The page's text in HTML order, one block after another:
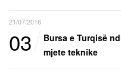
21/07/2016
03
Bursa e Turqisë
mjete teknike